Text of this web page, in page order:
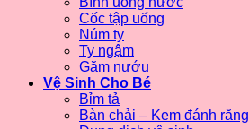
Cốc tập uống
Núm ty
Ty ngậm
Gặm nướu
Vệ Sinh Cho Bé
Bỉm tả
Bàn chải – Kem đánh răng